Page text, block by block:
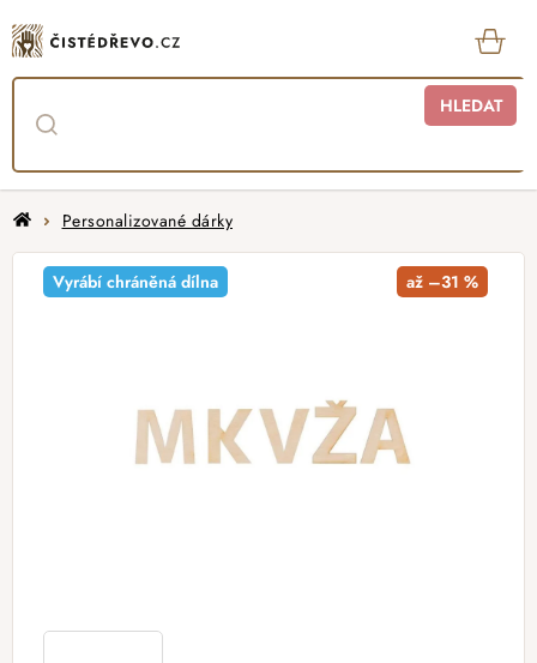
na
obsah
HLEDAT
DomůPersonalizované dárky
Vyrábí chráněná dílna až –31 %